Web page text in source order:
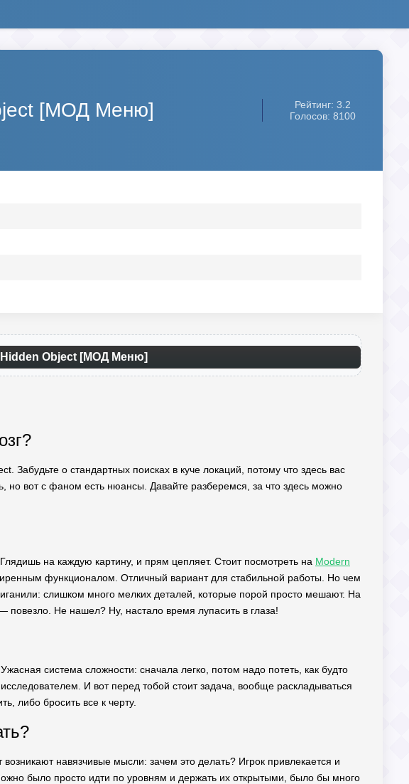
[МОД Меню]
Рейтинг: 3.2
Голосов: 8100
Hidden Object [МОД Меню]
о стандартных поисках в куче локаций, потому что здесь вас
но вот с фаном есть нюансы. Давайте разберемся, за что здесь можно
на каждую картину, и прям цепляет. Стоит посмотреть на Modern
функционалом. Отличный вариант для стабильной работы. Но чем
слишком много мелких деталей, которые порой просто мешают. На
повезло. Не нашел? Ну, настало время лупасить в глаза!
система сложности: сначала легко, потом надо потеть, как будто
И вот перед тобой стоит задача, вообще раскладываться
либо бросить все к черту.
навязчивые мысли: зачем это делать? Игрок привлекается и
было просто идти по уровням и держать их открытыми, было бы много